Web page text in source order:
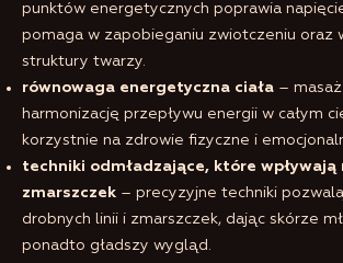
punktów energetycznych poprawia
pomaga w zapobieganiu zwiotczeniu oraz
struktury twarzy.
równowaga energetyczna ciała –
harmonizację przepływu energii w całym
korzystnie na zdrowie fizyczne i
techniki odmładzające, które wpływają
zmarszczek – precyzyjne techniki
drobnych linii i zmarszczek, dając skórze
ponadto gładszy wygląd.